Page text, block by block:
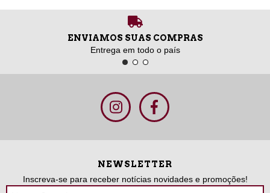
ENVIAMOS SUAS COMPRAS
Entrega em todo o país
NEWSLETTER
Inscreva-se para receber notícias novidades e promoções!